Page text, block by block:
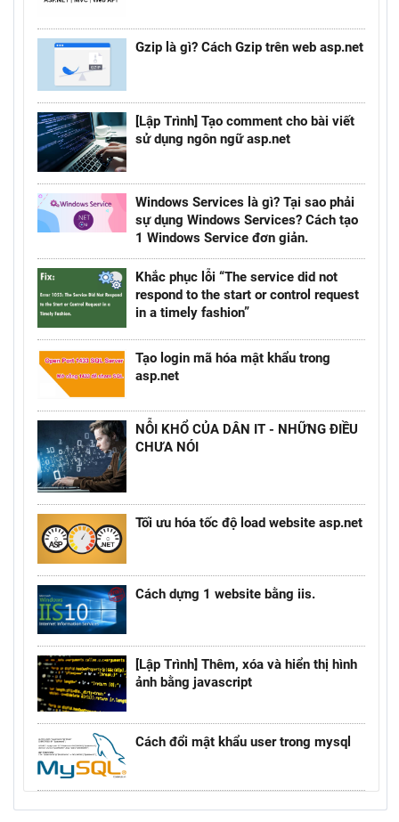
Gzip là gì? Cách Gzip trên web asp.net
[Lập Trình] Tạo comment cho bài viết
sử dụng ngôn ngữ asp.net
Windows Services là gì? Tại sao phải
sự dụng Windows Services? Cách tạo
1 Windows Service đơn giản.
Khắc phục lỗi “The service did not
respond to the start or control request
in a timely fashion”
Tạo login mã hóa mật khẩu trong
asp.net
NỖI KHỔ CỦA DÂN IT - NHỮNG ĐIỀU
CHƯA NÓI
Tối ưu hóa tốc độ load website asp.net
Cách dựng 1 website bằng iis.
[Lập Trình] Thêm, xóa và hiển thị hình
ảnh bằng javascript
Cách đổi mật khẩu user trong mysql